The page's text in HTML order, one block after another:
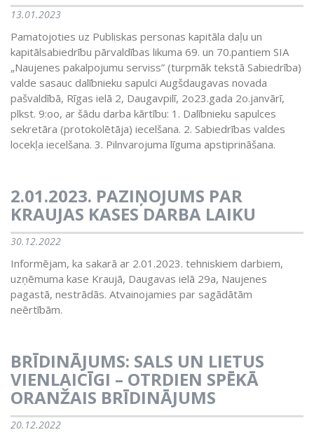
13.01.2023
Pamatojoties uz Publiskas personas kapitāla daļu un
kapitālsabiedrību pārvaldības likuma 69. un 70.pantiem SIA
„Naujenes pakalpojumu serviss” (turpmāk tekstā Sabiedrība)
valde sasauc dalībnieku sapulci Augšdaugavas novada
pašvaldībā, Rīgas ielā 2, Daugavpilī, 2o23.gada 2o.janvārī,
plkst. 9:oo, ar šādu darba kārtību: 1. Dalībnieku sapulces
sekretāra (protokolētāja) iecelšana. 2. Sabiedrības valdes
locekļa iecelšana. 3. Pilnvarojuma līguma apstiprināšana.
2.01.2023. PAZIŅOJUMS PAR
KRAUJAS KASES DARBA LAIKU
30.12.2022
Informējam, ka sakarā ar 2.01.2023. tehniskiem darbiem,
uzņēmuma kase Kraujā, Daugavas ielā 29a, Naujenes
pagastā, nestrādās. Atvainojamies par sagādātām
neērtībām.
BRĪDINĀJUMS: SALS UN LIETUS
VIENLAICĪGI – OTRDIEN SPĒKĀ
ORANŽAIS BRĪDINĀJUMS
20.12.2022